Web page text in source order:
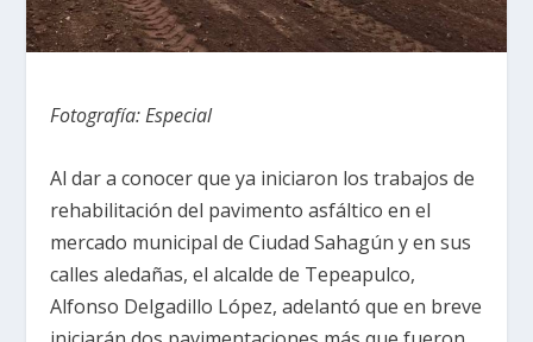
Fotografía: Especial
Al dar a conocer que ya iniciaron los trabajos de
rehabilitación del pavimento asfáltico en el
mercado municipal de Ciudad Sahagún y en sus
calles aledañas, el alcalde de Tepeapulco,
Alfonso Delgadillo López, adelantó que en breve